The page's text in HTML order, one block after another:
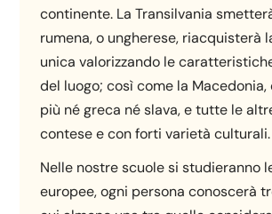
continente. La Transilvania
rumena, o ungherese, riacquisterà
unica valorizzando le
del luogo; così come la Macedonia,
più né greca né slava, e tutte le
contese e con forti varietà culturali.
Nelle nostre scuole si studieranno
europee, ogni persona conoscerà